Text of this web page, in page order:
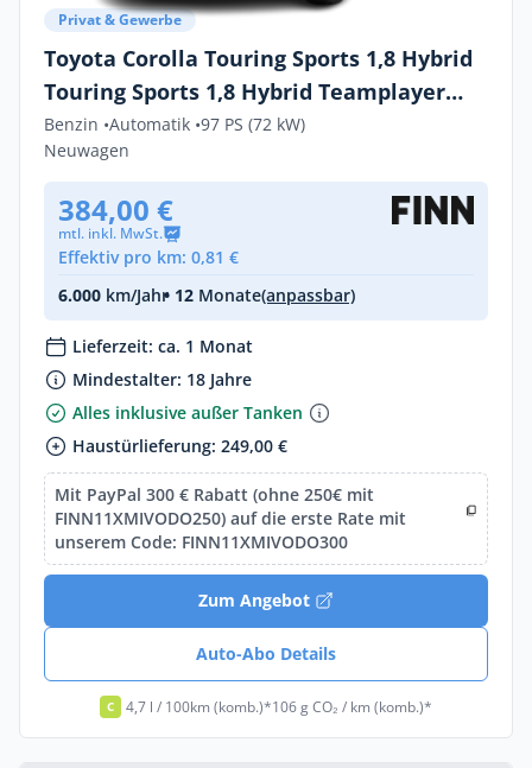
Privat & Gewerbe
Toyota Corolla Touring Sports 1,8 Hybrid
Touring Sports 1,8 Hybrid Teamplayer
Touring Sports
Benzin •Automatik •97 PS (72 kW)
Neuwagen
384,00 €
mtl. inkl. MwSt.
Effektiv pro km: 0,81 €
6.000 km/Jahr• 12 Monate(anpassbar)
Lieferzeit: ca. 1 Monat
Mindestalter: 18 Jahre
Alles inklusive außer Tanken
Haustürlieferung: 249,00 €
Mit PayPal 300 € Rabatt (ohne 250€ mit
FINN11XMIVODO250) auf die erste Rate mit
unserem Code: FINN11XMIVODO300
Zum Angebot
Auto-Abo Details
C 4,7 l / 100km (komb.)*106 g CO₂ / km (komb.)*